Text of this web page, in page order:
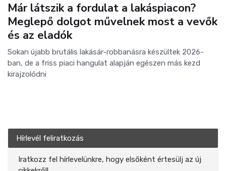
Már látszik a fordulat a lakáspiacon?
Meglepő dolgot művelnek most a vevők
és az eladók
Sokan újabb brutális lakásár-robbanásra készültek 2026-
ban, de a friss piaci hangulat alapján egészen más kezd
kirajzolódni
Hírlevél feliratkozás
Iratkozz fel hírlevelünkre, hogy elsőként értesülj az új